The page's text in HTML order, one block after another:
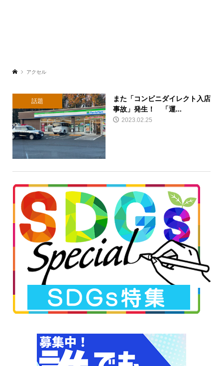
アクセル
話題
また「コンビニダイレクト入店
事故」発生！ 「運...
2023.02.25